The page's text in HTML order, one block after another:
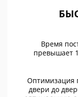
Время
превышает
Оптимизация
двери до